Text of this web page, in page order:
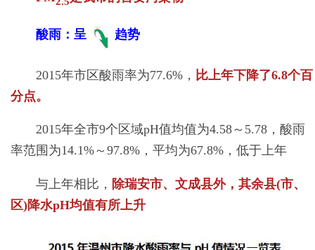
酸雨：呈 趋势
2015年市区酸雨率为77.6%， 比上年下降了6.8个百
分点。
2015年全市9个区域pH值均值为4.58～5.78，酸雨
率范围为14.1%～97.8%，平均为67.8%，低于上年
与上年相比， 除瑞安市、文成县外，其余县(市、
区)降水pH均值有所上升